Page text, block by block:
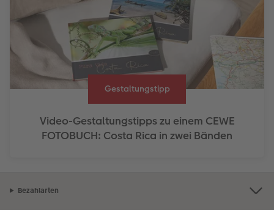
Gestaltungstipp
Video-Gestaltungstipps zu einem CEWE
FOTOBUCH: Costa Rica in zwei Bänden
Bezahlarten